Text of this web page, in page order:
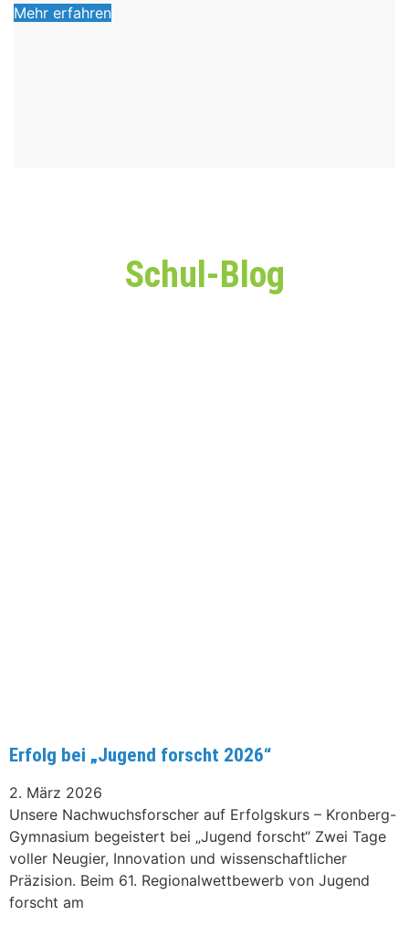
Mehr erfahren
Schul-Blog
Erfolg bei „Jugend forscht 2026“
2. März 2026
Unsere Nachwuchsforscher auf Erfolgskurs – Kronberg-
Gymnasium begeistert bei „Jugend forscht“ Zwei Tage
voller Neugier, Innovation und wissenschaftlicher
Präzision. Beim 61. Regionalwettbewerb von Jugend
forscht am